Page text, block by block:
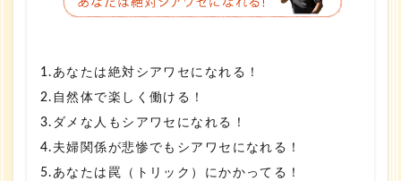
1.あなたは絶対シアワセになれる！
2.自然体で楽しく働ける！
3.ダメな人もシアワセになれる！
4.夫婦関係が悲惨でもシアワセになれる！
5.あなたは罠（トリック）にかかってる！